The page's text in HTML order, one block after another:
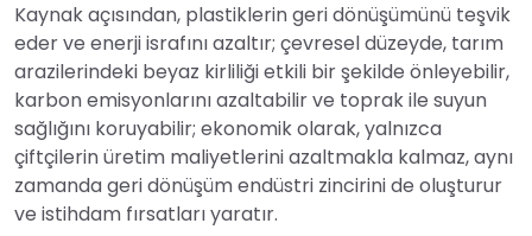
Kaynak açısından, plastiklerin geri dönüşümünü teşvik
eder ve enerji israfını azaltır; çevresel düzeyde, tarım
arazilerindeki beyaz kirliliği etkili bir şekilde önleyebilir,
karbon emisyonlarını azaltabilir ve toprak ile suyun
sağlığını koruyabilir; ekonomik olarak, yalnızca
çiftçilerin üretim maliyetlerini azaltmakla kalmaz, aynı
zamanda geri dönüşüm endüstri zincirini de oluşturur
ve istihdam fırsatları yaratır.